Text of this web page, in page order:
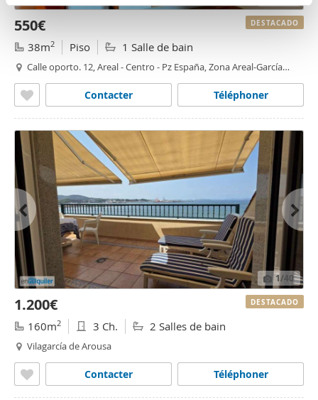
partir del uso que haya hecho de sus servicios.
n
550€
38m2 Piso 1 Salle de bain
Calle oporto. 12, Areal - Centro - Pz España, Zona Areal-García
Téléphoner
Contacter
DESTACADO
1/40
1.200€
160m2 3 Ch. 2 Salles de bain
Vilagarcía de Arousa
Téléphoner
Contacter
DESTACADO